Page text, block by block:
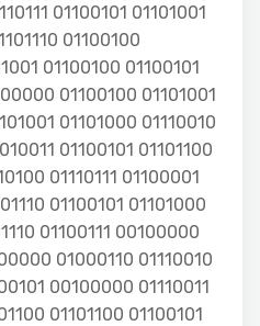
01100101 01101001
01100100
01100100 01100101
01100100 01101001
01101000 01110010
01100101 01101100
01110111 01100001
01100101 01101000
01100111 00100000
01000110 01110010
00100000 01110011
01101100 01100101